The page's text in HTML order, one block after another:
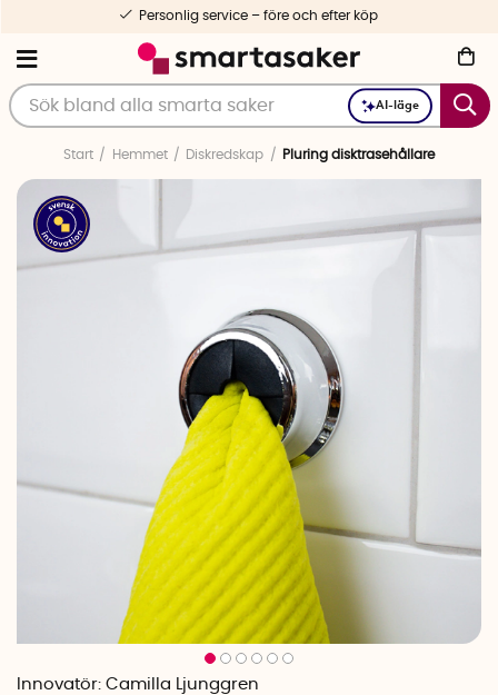
AI-läge
Personlig service – före och efter köp
Start Hemmet Diskredskap Pluring disktrasehållare
Innovatör: Camilla Ljunggren